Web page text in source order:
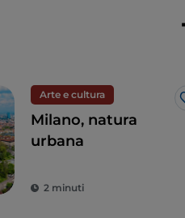
Arte e cultura
Milano, natura
urbana
2 minuti